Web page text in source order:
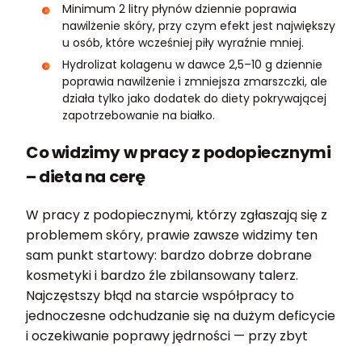
Minimum 2 litry płynów dziennie poprawia
nawilżenie skóry, przy czym efekt jest największy
u osób, które wcześniej piły wyraźnie mniej.
Hydrolizat kolagenu w dawce 2,5–10 g dziennie
poprawia nawilżenie i zmniejsza zmarszczki, ale
działa tylko jako dodatek do diety pokrywającej
zapotrzebowanie na białko.
Co widzimy w pracy z podopiecznymi
– dieta na cerę
W pracy z podopiecznymi, którzy zgłaszają się z
problemem skóry, prawie zawsze widzimy ten
sam punkt startowy: bardzo dobrze dobrane
kosmetyki i bardzo źle zbilansowany talerz.
Najczęstszy błąd na starcie współpracy to
jednoczesne odchudzanie się na dużym deficycie
i oczekiwanie poprawy jędrności — przy zbyt